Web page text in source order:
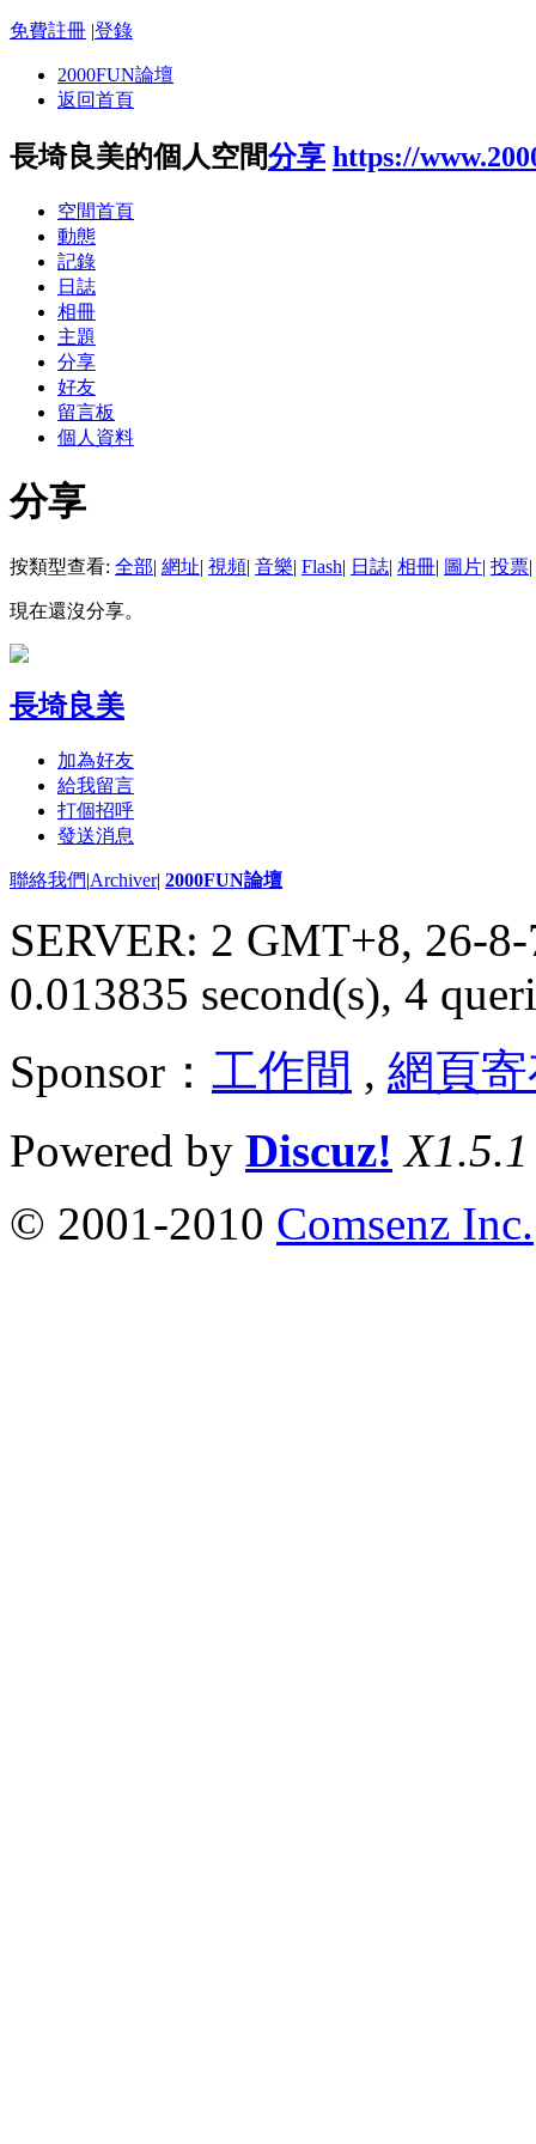
免費註冊 |登錄
2000FUN論壇
返回首頁
長埼良美的個人空間分享 https://
空間首頁
動態
記錄
日誌
相冊
主題
分享
好友
留言板
個人資料
分享
按類型查看: 全部| 網址| 視頻| 音樂| Flash| 日誌| 相冊| 圖片| 投票|
現在還沒分享。
長埼良美
加為好友
給我留言
打個招呼
發送消息
聯絡我們|Archiver| 2000FUN論壇
SERVER: 2 GMT+8, 26-
0.013835 second(s), 4
Sponsor： 工作間 , 網頁
Powered by Discuz! X1.5.1
© 2001-2010 Comsenz Inc.